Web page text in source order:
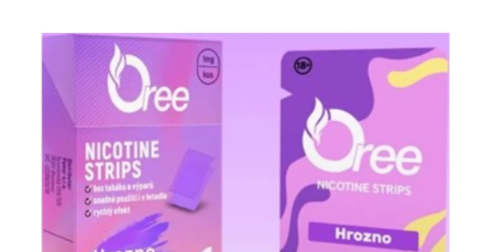
E-LIQUIDY
E-CIGARETY
NIKOTINOVÉ SÁČKY
DÁRKOVÉ VOUCHERY